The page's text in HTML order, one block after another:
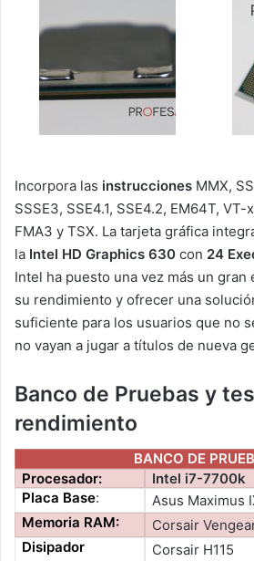
Incorpora las instrucciones MMX,
SSSE3, SSE4.1, SSE4.2, EM64T, VT-
FMA3 y TSX. La tarjeta gráfica
la Intel HD Graphics 630 con 24
Intel ha puesto una vez más un
su rendimiento y ofrecer una
suficiente para los usuarios que no
no vayan a jugar a títulos de nueva
Banco de Pruebas y
rendimiento
BANCO DE
Procesador:
Intel i7-7700k
Placa Base:
Asus Maximus
Memoria RAM:
Corsair
Disipador
Corsair H115